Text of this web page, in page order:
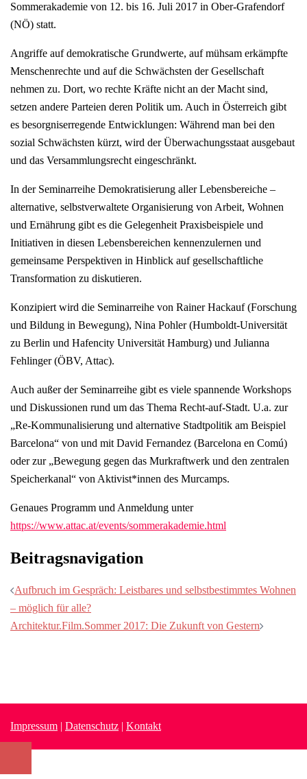
Sommerakademie von 12. bis 16. Juli 2017 in Ober-Grafendorf
(NÖ) statt.
Angriffe auf demokratische Grundwerte, auf mühsam erkämpfte
Menschenrechte und auf die Schwächsten der Gesellschaft
nehmen zu. Dort, wo rechte Kräfte nicht an der Macht sind,
setzen andere Parteien deren Politik um. Auch in Österreich gibt
es besorgniserregende Entwicklungen: Während man bei den
sozial Schwächsten kürzt, wird der Überwachungsstaat ausgebaut
und das Versammlungsrecht eingeschränkt.
In der Seminarreihe Demokratisierung aller Lebensbereiche –
alternative, selbstverwaltete Organisierung von Arbeit, Wohnen
und Ernährung gibt es die Gelegenheit Praxisbeispiele und
Initiativen in diesen Lebensbereichen kennenzulernen und
gemeinsame Perspektiven in Hinblick auf gesellschaftliche
Transformation zu diskutieren.
Konzipiert wird die Seminarreihe von Rainer Hackauf (Forschung
und Bildung in Bewegung), Nina Pohler (Humboldt-Universität
zu Berlin und Hafencity Universität Hamburg) und Julianna
Fehlinger (ÖBV, Attac).
Auch außer der Seminarreihe gibt es viele spannende Workshops
und Diskussionen rund um das Thema Recht-auf-Stadt. U.a. zur
„Re-Kommunalisierung und alternative Stadtpolitik am Beispiel
Barcelona“ von und mit David Fernandez (Barcelona en Comú)
oder zur „Bewegung gegen das Murkraftwerk und den zentralen
Speicherkanal“ von Aktivist*innen des Murcamps.
Genaues Programm und Anmeldung unter
https://www.attac.at/events/sommerakademie.html
Beitragsnavigation
Aufbruch im Gespräch: Leistbares und selbstbestimmtes Wohnen
– möglich für alle?
Architektur.Film.Sommer 2017: Die Zukunft von Gestern
Impressum | Datenschutz | Kontakt